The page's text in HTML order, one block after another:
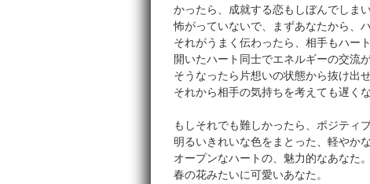
かったら、成就する恋もしぼんでしまい
怖がっていないで、まずあなたから、
それがうまく伝わったら、相手もハー
開いたハート同士でエネルギーの交流
そうなったら片想いの状態から抜け出
それから相手の気持ちを考えても遅くな
もしそれでも難しかったら、ポジティ
明るいきれいな色をまとった、軽やかな
オープンなハートの、魅力的なあなた。
春の花みたいに可愛いあなた。